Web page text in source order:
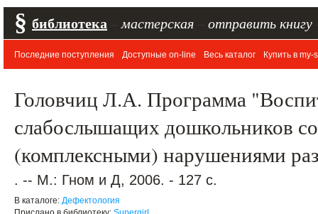
§ библиотека мастерская отправить книгу
Последние поступления Доступные on-line Весь каталог Купить в my-
Головчиц Л.А. Программа
слабослышащих дошкольников
(комплексными) нарушениями
. -- М.: Гном и Д, 2006. - 127 с.
В каталоге: Дефектология